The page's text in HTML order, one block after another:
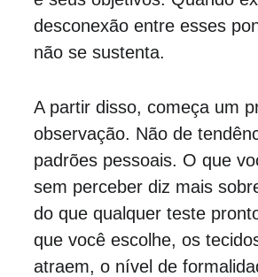
desconexão entre esses
não se sustenta.
A partir disso, começa um
observação. Não de
padrões pessoais. O que
sem perceber diz mais
do que qualquer teste
que você escolhe, os
atraem, o nível de